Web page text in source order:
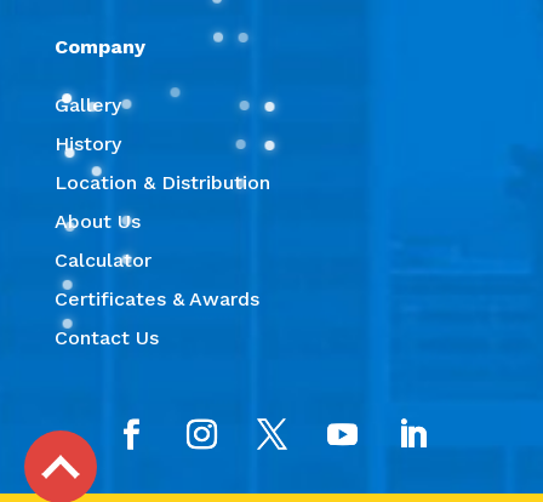
Company
Gallery
History
Location & Distribution
About Us
Calculator
Certificates & Awards
Contact Us